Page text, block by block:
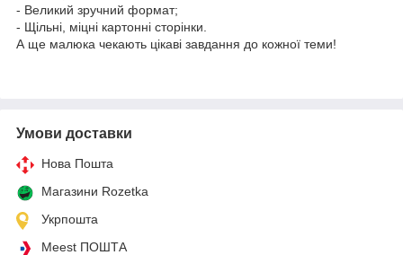
- Великий зручний формат;
- Щільні, міцні картонні сторінки.
А ще малюка чекають цікаві завдання до кожної теми!
Умови доставки
Нова Пошта
Магазини Rozetka
Укрпошта
Meest ПОШТА